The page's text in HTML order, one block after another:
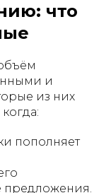
что
и
из них
пополняет
предложения.